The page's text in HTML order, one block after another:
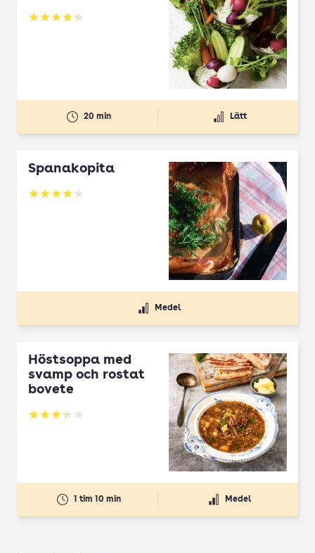
Betyg: 4.27 av 5
20 min Lätt
Spanakopita
Betyg: 4.1 av 5
Medel
Höstsoppa med
svamp och rostat
bovete
Betyg: 3.33 av 5
1 tim 10 min Medel